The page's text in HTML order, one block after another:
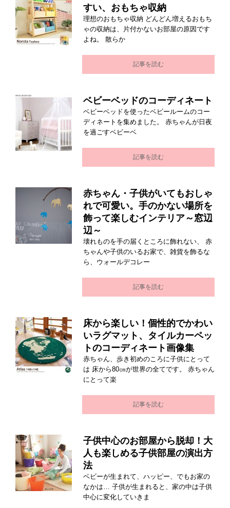
すい、おもちゃ収納
理想のおもちゃ収納 どんどん増えるおもち
ゃの収納は、片付かないお部屋の原因です
よね。 散らか
記事を読む
ベビーベッドのコーディネート
ベビーベッドを使ったベビールームのコー
ディネートを集めました。 赤ちゃんが日夜
を過ごすベビーベ
記事を読む
赤ちゃん・子供がいてもおしゃ
れで可愛い。手のかない場所を
飾って楽しむインテリア～窓辺
辺～
壊れものを手の届くところに飾れない、 赤
ちゃんや子供のいるお家で、雑貨を飾るな
ら、ウォールデコレー
記事を読む
床から楽しい！個性的でかわい
いラグマット、タイルカーペッ
トのコーディネート画像集
赤ちゃん、歩き初めのころに子供にとって
は 床から80㎝が世界の全てです。 赤ちゃん
にとって楽
記事を読む
子供中心のお部屋から脱却！大
人も楽しめる子供部屋の演出方
法
ベビーが生まれて、ハッピー、でもお家の
なかは… 子供が生まれると、家の中は子供
中心に変化していきま